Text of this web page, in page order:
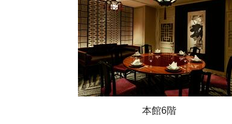
本館6階